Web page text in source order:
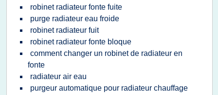
robinet radiateur fonte fuite
purge radiateur eau froide
robinet radiateur fuit
robinet radiateur fonte bloque
comment changer un robinet de radiateur en
fonte
radiateur air eau
purgeur automatique pour radiateur chauffage